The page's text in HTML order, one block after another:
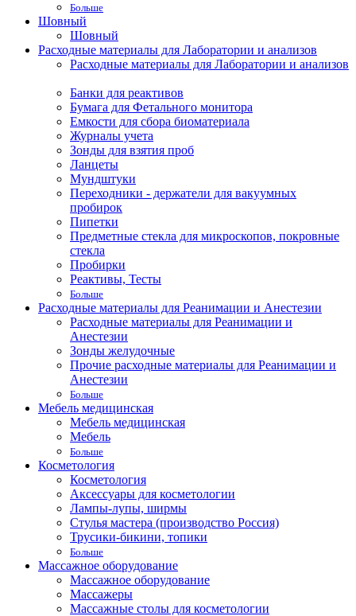
Больше
Шовный
Шовный
Расходные материалы для Лаборатории и анализов
Расходные материалы для Лаборатории и анализов
Банки для реактивов
Бумага для Фетального монитора
Емкости для сбора биоматериала
Журналы учета
Зонды для взятия проб
Ланцеты
Мундштуки
Переходники - держатели для вакуумных
пробирок
Пипетки
Предметные стекла для микроскопов, покровные
стекла
Пробирки
Реактивы, Тесты
Больше
Расходные материалы для Реанимации и Анестезии
Расходные материалы для Реанимации и
Анестезии
Зонды желудочные
Прочие расходные материалы для Реанимации и
Анестезии
Больше
Мебель медицинская
Мебель медицинская
Мебель
Больше
Косметология
Косметология
Аксессуары для косметологии
Лампы-лупы, ширмы
Стулья мастера (производство Россия)
Трусики-бикини, топики
Больше
Массажное оборудование
Массажное оборудование
Массажеры
Массажные столы для косметологии